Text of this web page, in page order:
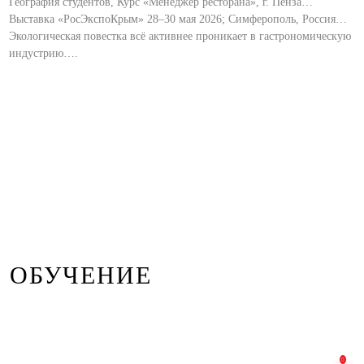
Выставка «РосЭкспоКрым» 28–30 мая 2026; Симферополь, Россия…
Экологическая повестка всё активнее проникает в гастрономическую
индустрию….
ОБУЧЕНИЕ